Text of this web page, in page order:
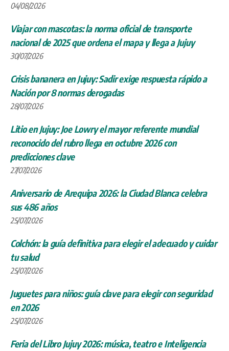
04/08/2026
Viajar con mascotas: la norma oficial de transporte
nacional de 2025 que ordena el mapa y llega a Jujuy
30/07/2026
Crisis bananera en Jujuy: Sadir exige respuesta rápido a
Nación por 8 normas derogadas
28/07/2026
Litio en Jujuy: Joe Lowry el mayor referente mundial
reconocido del rubro llega en octubre 2026 con
predicciones clave
27/07/2026
Aniversario de Arequipa 2026: la Ciudad Blanca celebra
sus 486 años
25/07/2026
Colchón: la guía definitiva para elegir el adecuado y cuidar
tu salud
25/07/2026
Juguetes para niños: guía clave para elegir con seguridad
en 2026
25/07/2026
Feria del Libro Jujuy 2026: música, teatro e Inteligencia